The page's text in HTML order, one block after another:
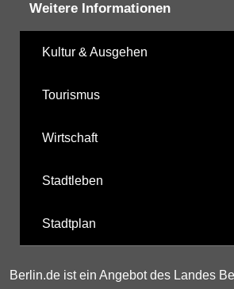
Weitere Informationen
Kultur & Ausgehen
Tourismus
Wirtschaft
Stadtleben
Stadtplan
Berlin.de ist ein Angebot des Landes